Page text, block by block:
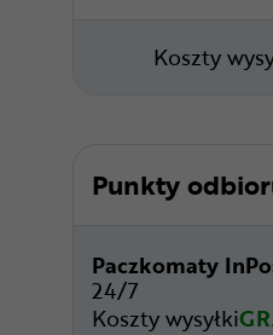
Koszty
Punkty
Paczkomaty
24/7
Koszty wysyłki